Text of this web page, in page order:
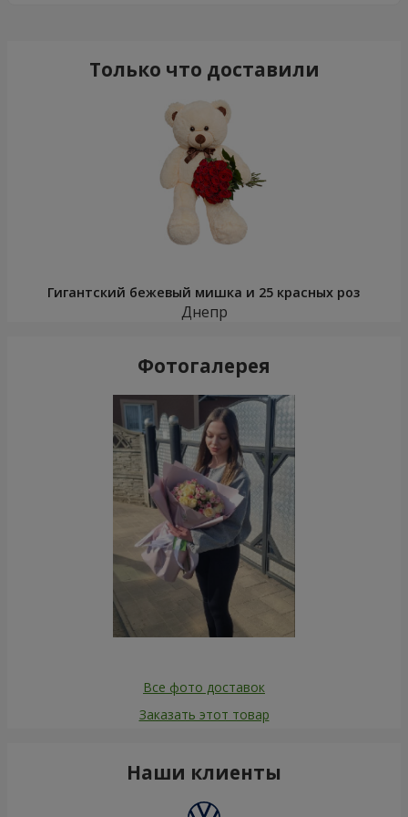
Только что доставили
Гигантский бежевый мишка и 25 красных роз
Днепр
Фотогалерея
Все фото доставок
Заказать этот товар
Наши клиенты